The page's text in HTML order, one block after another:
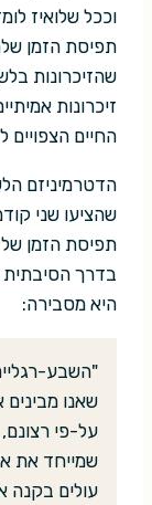
וככל שלואיז
תפיסת הזמן
שהזיכרונות
זיכרונות
החיים הצפויים
הדטרמיניזם
שהציעו שני
תפיסת הזמן
בדרך הסיבתית
היא מסבירה:
"השבע-
שאנו
על-פי
שמייחד את
עולים בקנה